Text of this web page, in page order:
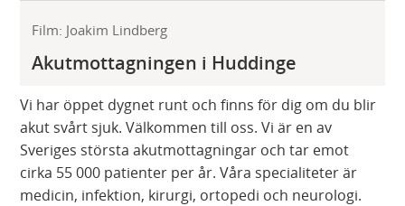
Film: Joakim Lindberg
Akutmottagningen i Huddinge
Vi har öppet dygnet runt och finns för dig om du blir
akut svårt sjuk. Välkommen till oss. Vi är en av
Sveriges största akutmottagningar och tar emot
cirka 55 000 patienter per år. Våra specialiteter är
medicin, infektion, kirurgi, ortopedi och neurologi.